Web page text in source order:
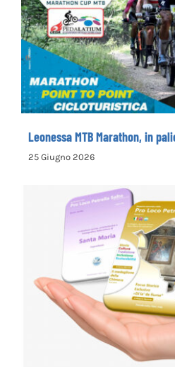
Leonessa MTB
Leonessa MTB Marathon, in
la Pro Loco di Petrella
nuovo opuscolo
valorizzazione